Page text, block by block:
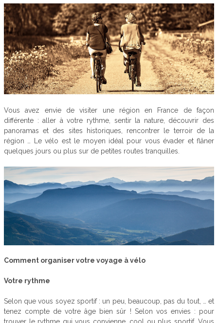
Vous avez envie de visiter une région en France de façon
différente : aller à votre rythme, sentir la nature, découvrir des
panoramas et des sites historiques, rencontrer le terroir de la
région … Le vélo est le moyen idéal pour vous évader et flâner
quelques jours ou plus sur de petites routes tranquilles.
Comment organiser votre voyage à vélo
Votre rythme
Selon que vous soyez sportif : un peu, beaucoup, pas du tout, … et
tenez compte de votre âge bien sûr ! Selon vos envies : pour